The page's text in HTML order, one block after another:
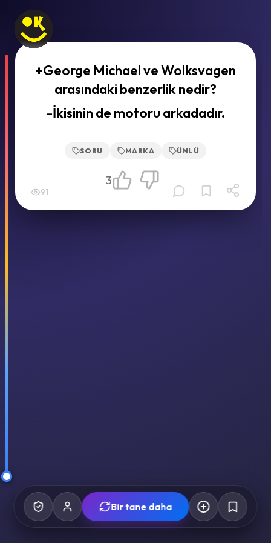
+George Michael ve Wolksvagen
arasındaki benzerlik nedir?
-İkisinin de motoru arkadadır.
SORU MARKA ÜNLÜ
91
3
Bir tane daha